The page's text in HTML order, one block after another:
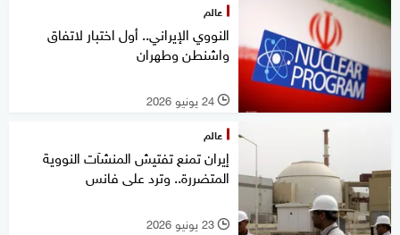
عالم
النووي الإيراني.. أول اختبار لاتفاق
واشنطن وطهران
l 24 يونيو 2026
عالم
إيران تمنع تفتيش المنشآت النووية
المتضررة.. وترد على فانس
l 23 يونيو 2026